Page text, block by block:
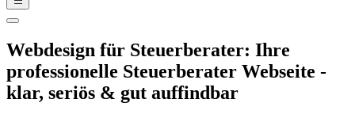
Webdesign für Steuerberater: Ihre
professionelle Steuerberater Webseite -
klar, seriös & gut auffindbar